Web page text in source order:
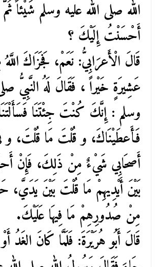
الله صلى الله عليه وسلم شَيْئاً
أَحْسَنْتُ إِلَيْكَ ؟
قَالَ الْأَعرَابِيُّ: نَعَمْ، فَجَزَاكَ
عَشِيرَةٍ خَيْراً ، فَقَالَ لَهُ النَّبِيُّ
وسلم : إِنَّكَ كُنْتَ جِئْتَنَا
فَأَعطَيْنَاكَ، و قُلْتَ مَا قُلْتَ،
أَصحَابِي شَيْءٌ مِنْ ذَلِكَ، فَإِنْ
بَيْنَ أَيْدِيهِمْ مَا قُلْتَ بَيْنَ
مِنْ صُدُورِهِمْ مَا فِيهَا عَلَيْكَ.
قَالَ أَبُو هُرَيْرَةَ: فَلَمَّا كَانَ الغَدُ